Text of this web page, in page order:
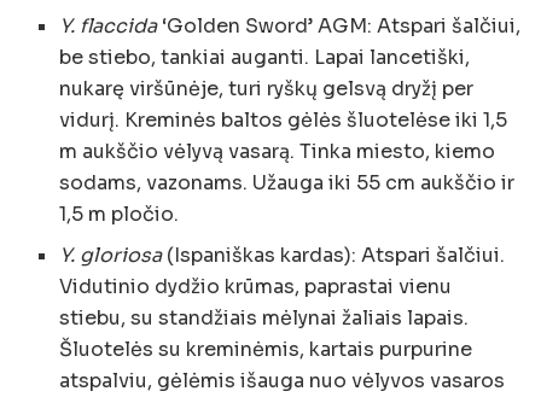
Y. flaccida‘Golden Sword’ AGM: Atspari šalčiui,
be stiebo, tankiai auganti. Lapai lancetiški,
nukarę viršūnėje, turi ryškų gelsvą dryžį per
vidurį. Kreminės baltos gėlės šluotelėse iki 1,5
m aukščio vėlyvą vasarą. Tinka miesto, kiemo
sodams, vazonams. Užauga iki 55 cm aukščio ir
1,5 m pločio.
Y. gloriosa(Ispaniškas kardas): Atspari šalčiui.
Vidutinio dydžio krūmas, paprastai vienu
stiebu, su standžiais mėlynai žaliais lapais.
Šluotelės su kreminėmis, kartais purpurine
atspalviu, gėlėmis išauga nuo vėlyvos vasaros